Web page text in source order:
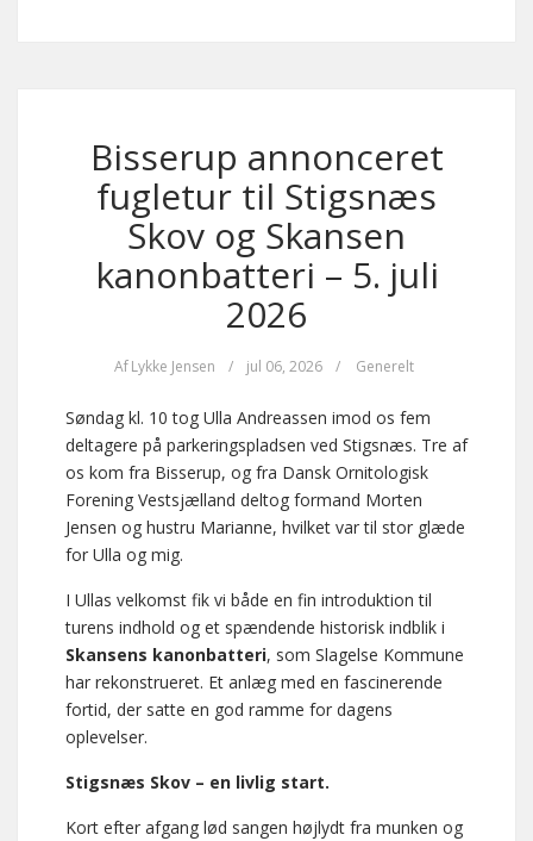
Bisserup annonceret
fugletur til Stigsnæs
Skov og Skansen
kanonbatteri – 5. juli
2026
Af Lykke Jensen / jul 06, 2026 / Generelt
Søndag kl. 10 tog Ulla Andreassen imod os fem
deltagere på parkeringspladsen ved Stigsnæs. Tre af
os kom fra Bisserup, og fra Dansk Ornitologisk
Forening Vestsjælland deltog formand Morten
Jensen og hustru Marianne, hvilket var til stor glæde
for Ulla og mig.
I Ullas velkomst fik vi både en fin introduktion til
turens indhold og et spændende historisk indblik i
Skansens kanonbatteri, som Slagelse Kommune
har rekonstrueret. Et anlæg med en fascinerende
fortid, der satte en god ramme for dagens
oplevelser.
Stigsnæs Skov – en livlig start.
Kort efter afgang lød sangen højlydt fra munken og